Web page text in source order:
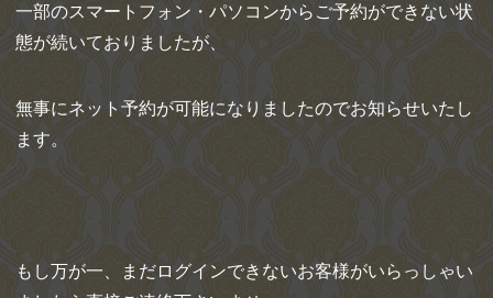
一部のスマートフォン・パソコンからご予約ができない状
態が続いておりましたが、
無事にネット予約が可能になりましたのでお知らせいたし
ます。
もし万が一、まだログインできないお客様がいらっしゃい